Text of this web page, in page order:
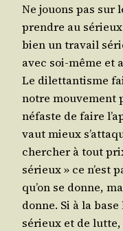
Ne jouons pas sur
prendre au
bien un tra­vail
avec soi-même et
Le dilet­tan­tisme
notre mou­ve­ment
néfaste de faire
vaut mieux
cher­cher à tout
sérieux » ce n’est
qu’on se donne,
donne. Si à la
sérieux et de